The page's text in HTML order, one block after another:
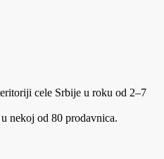
cele Srbije u roku od 2–7
nekoj od 80 prodavnica.